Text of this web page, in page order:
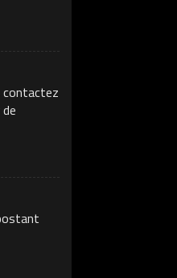
contactez